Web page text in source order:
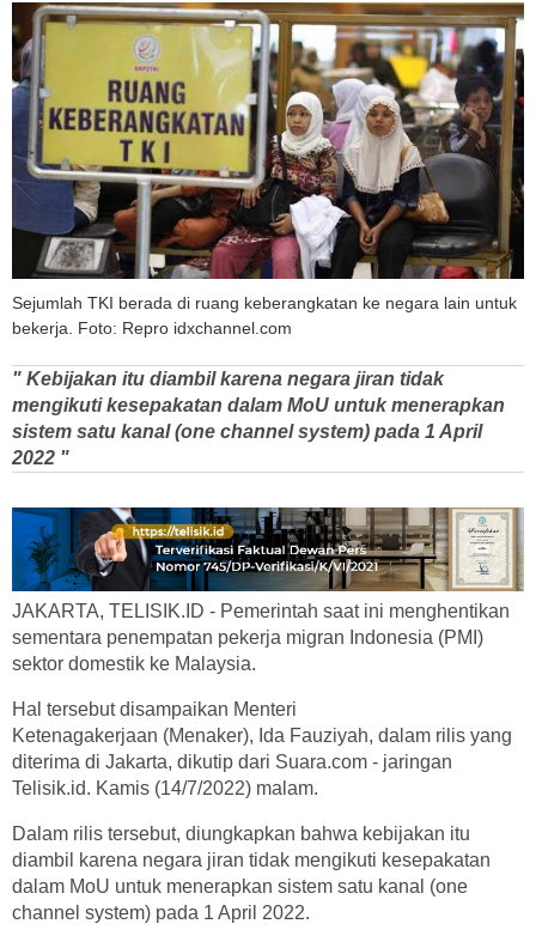
Sejumlah TKI berada di ruang keberangkatan ke negara lain untuk
bekerja. Foto: Repro idxchannel.com
" Kebijakan itu diambil karena negara jiran tidak
mengikuti kesepakatan dalam MoU untuk menerapkan
sistem satu kanal (one channel system) pada 1 April
2022 "
JAKARTA, TELISIK.ID - Pemerintah saat ini menghentikan
sementara penempatan pekerja migran Indonesia (PMI)
sektor domestik ke Malaysia.
Hal tersebut disampaikan Menteri
Ketenagakerjaan (Menaker), Ida Fauziyah, dalam rilis yang
diterima di Jakarta, dikutip dari Suara.com - jaringan
Telisik.id. Kamis (14/7/2022) malam.
Dalam rilis tersebut, diungkapkan bahwa kebijakan itu
diambil karena negara jiran tidak mengikuti kesepakatan
dalam MoU untuk menerapkan sistem satu kanal (one
channel system) pada 1 April 2022.